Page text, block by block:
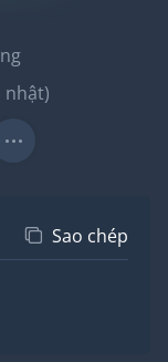
nhật)
Sao chép